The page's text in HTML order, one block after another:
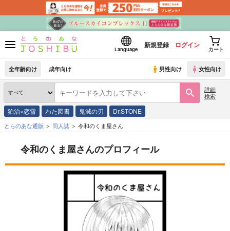
Language
新規登録 ログイン
カート
全年齢向け 成年向け 男性向け 女性向け
詳細
検索
狛治×恋雪 わた図書 鬼滅の刃 Dr.STONE
とらのあな通販 同人誌 令和のくま屋さん
令和のくま屋さんのプロフィール